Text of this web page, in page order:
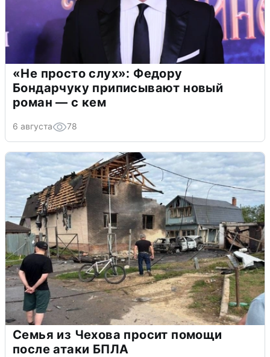
«Не просто слух»: Федору
Бондарчуку приписывают новый
роман — с кем
6 августа 78
Семья из Чехова просит помощи
после атаки БПЛА